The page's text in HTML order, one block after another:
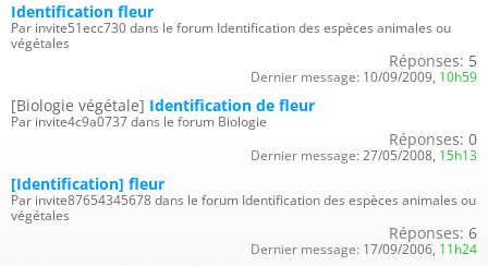
Identification fleur
Par invite51ecc730 dans le forum Identification des espèces animales ou
végétales
Réponses: 5
Dernier message: 10/09/2009, 10h59
[Biologie végétale] Identification de fleur
Par invite4c9a0737 dans le forum Biologie
Réponses: 0
Dernier message: 27/05/2008, 15h13
[Identification] fleur
Par invite87654345678 dans le forum Identification des espèces animales ou
végétales
Réponses: 6
Dernier message: 17/09/2006, 11h24